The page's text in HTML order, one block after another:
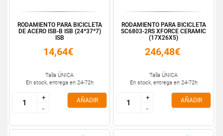
RODAMIENTO PARA BICICLETA
DE ACERO ISB-B ISB (24*37*7)
ISB
14,64€
Talla ÚNICA
En stock, entrega en 24-72h
+
-
+
-
AÑADIR
RODAMIENTO PARA BICICLETA
SC6803-2RS XFORCE CERAMIC
(17X26X5)
246,48€
Talla ÚNICA
En stock, entrega en 24-72h
+
-
+
-
AÑADIR